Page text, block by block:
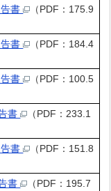
告書
（PDF：175.9
告書
（PDF：184.4
告書
（PDF：100.5
書
（PDF：233.1
告書
（PDF：151.8
書
（PDF：195.7